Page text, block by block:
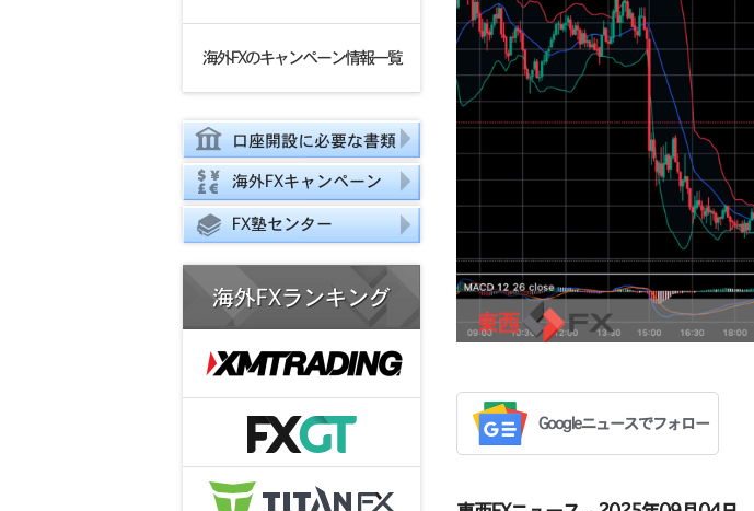
海外FXのキャンペーン情報一覧
口座開設に必要な書類
海外FXキャンペーン
FX塾センター
海外FXランキング
Googleニュースでフォロー